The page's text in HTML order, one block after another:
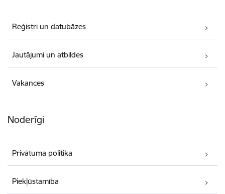
Reģistri un datubāzes
Jautājumi un atbildes
Vakances
Noderīgi
Privātuma politika
Piekļūstamība